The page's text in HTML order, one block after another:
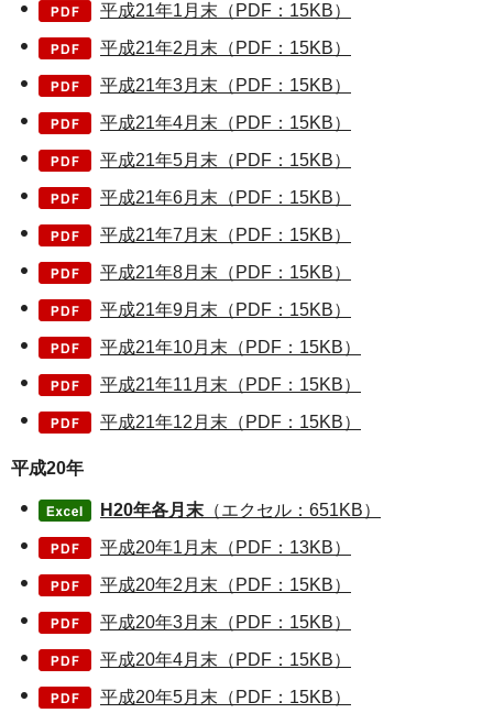
平成21年1月末（PDF：15KB）
平成21年2月末（PDF：15KB）
平成21年3月末（PDF：15KB）
平成21年4月末（PDF：15KB）
平成21年5月末（PDF：15KB）
平成21年6月末（PDF：15KB）
平成21年7月末（PDF：15KB）
平成21年8月末（PDF：15KB）
平成21年9月末（PDF：15KB）
平成21年10月末（PDF：15KB）
平成21年11月末（PDF：15KB）
平成21年12月末（PDF：15KB）
平成20年
H20年各月末 （エクセル：651KB）
平成20年1月末（PDF：13KB）
平成20年2月末（PDF：15KB）
平成20年3月末（PDF：15KB）
平成20年4月末（PDF：15KB）
平成20年5月末（PDF：15KB）